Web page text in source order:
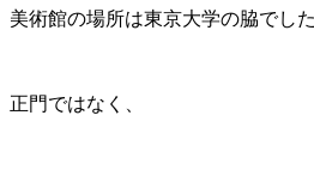
美術館の場所は東京大学の脇でし
正門ではなく、